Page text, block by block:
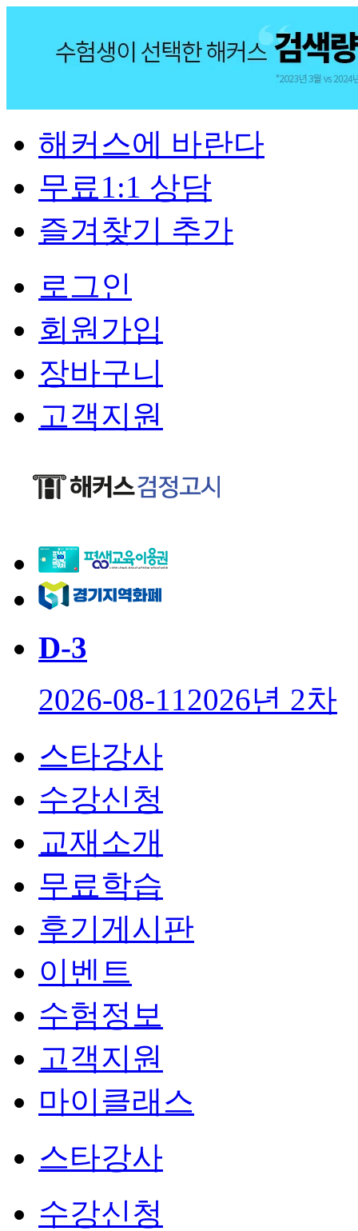
해커스에 바란다
무료1:1 상담
즐겨찾기 추가
로그인
회원가입
장바구니
고객지원
D-3
2026-08-112026년 2차
스타강사
수강신청
교재소개
무료학습
후기게시판
이벤트
수험정보
고객지원
마이클래스
스타강사
수강신청